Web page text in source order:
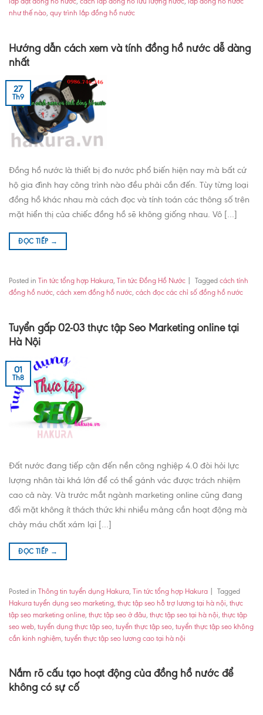
như thế nào, quy trình lắp đồng hồ nước
Hướng dẫn cách xem và tính đồng hồ nước dễ dàng
nhất
27
Th9
Đồng hồ nước là thiết bị đo nước phổ biến hiện nay mà bất cứ
hộ gia đình hay công trình nào đều phải cần đến. Tùy từng loại
đồng hồ khác nhau mà cách đọc và tính toán các thông số trên
mặt hiển thị của chiếc đồng hồ sẽ không giống nhau. Vô […]
ĐỌC TIẾP →
Posted in Tin tức tổng hợp Hakura, Tin tức Đồng Hồ Nước Tagged cách tính
đồng hồ nước, cách xem đồng hồ nước, cách đọc các chỉ số đồng hồ nước
Tuyển gấp 02-03 thực tập Seo Marketing online tại
Hà Nội
01
Th8
Đất nước đang tiếp cận đến nền công nghiệp 4.0 đòi hỏi lực
lượng nhân tài khá lớn để có thể gánh vác được trách nhiệm
cao cả này. Và trước mắt ngành marketing online cũng đang
đối mặt không ít thách thức khi nhiều mảng cần hoạt động mà
chảy máu chất xám lại […]
ĐỌC TIẾP →
Posted in Thông tin tuyển dụng Hakura Tin tức tổng hợp Hakura
Tagged
Hakura tuyển dụng seo marketing thực tập seo hỗ trợ lương tại hà nội thực
tập seo marketing online thực tập seo ở đâu thực tập seo tại hà nội thực tập
seo web tuyển dụng thực tập seo tuyển thực tập seo tuyển thực tập seo không
cần kinh nghiệm tuyển thực tập seo lương cao tại hà nội
Nắm rõ cấu tạo hoạt động của đồng hồ nước để
không có sự cố